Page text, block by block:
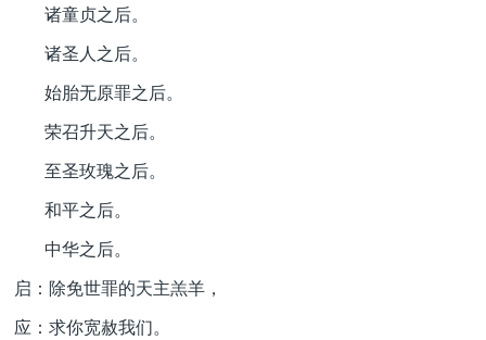
诸童贞之后。
诸圣人之后。
始胎无原罪之后。
荣召升天之后。
至圣玫瑰之后。
和平之后。
中华之后。
启：除免世罪的天主羔羊，
应：求你宽赦我们。